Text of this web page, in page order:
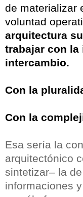
de materializar
voluntad
arquitectura
trabajar con la
intercambio.
Con la
Con la
Esa sería la
arquitectónico
sintetizar– la
informaciones